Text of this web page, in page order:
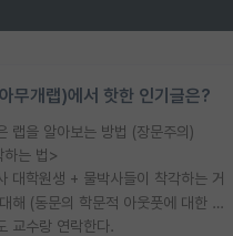
무개랩)에서 핫한 인기글은?
랩을 알아보는 방법 (장문주의)
하는 법>
대학원생 + 물박사들이 착각하는 거
포스텍 억까에 대해 (동문의 학문적 아웃풋에 대한 반박)
교수랑 연락한다.